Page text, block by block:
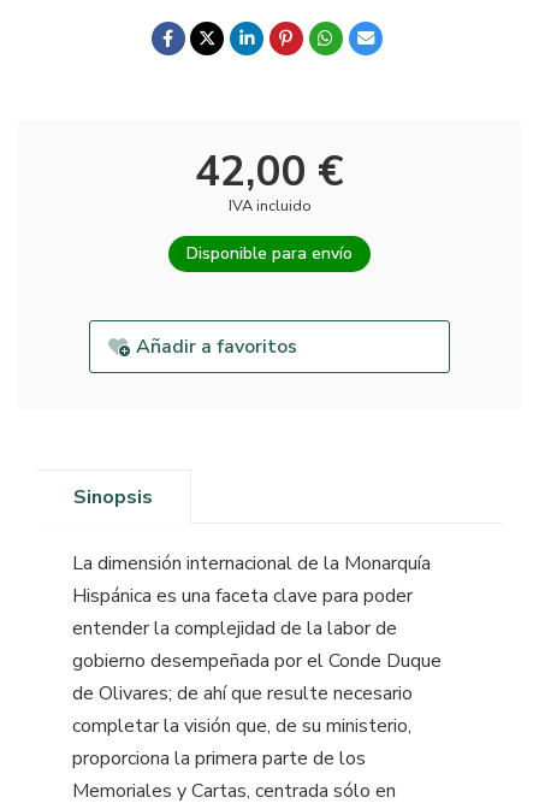
42,00 €
IVA incluido
Disponible para envío
Añadir a favoritos
Sinopsis
La dimensión internacional de la Monarquía
Hispánica es una faceta clave para poder
entender la complejidad de la labor de
gobierno desempeñada por el Conde Duque
de Olivares; de ahí que resulte necesario
completar la visión que, de su ministerio,
proporciona la primera parte de los
Memoriales y Cartas, centrada sólo en